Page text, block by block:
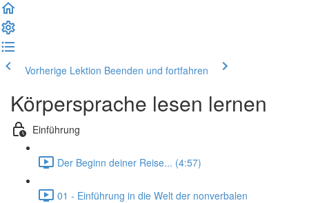
Vorherige Lektion Beenden und fortfahren
Körpersprache lesen lernen
Einführung
Der Beginn deiner Reise... (4:57)
01 - Einführung in die Welt der nonverbalen